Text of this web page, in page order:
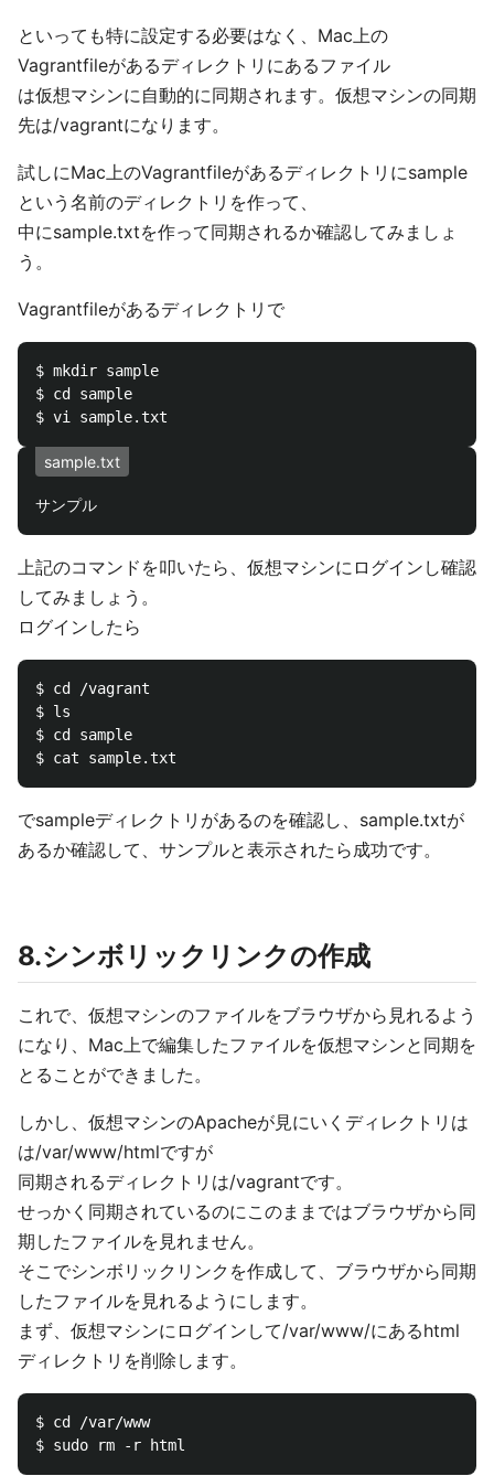
といっても特に設定する必要はなく、Mac上の
Vagrantfileがあるディレクトリにあるファイル
は仮想マシンに自動的に同期されます。仮想マシンの同期
先は/vagrantになります。
試しにMac上のVagrantfileがあるディレクトリにsample
という名前のディレクトリを作って、
中にsample.txtを作って同期されるか確認してみましょ
う。
Vagrantfileがあるディレクトリで
$ mkdir sample
$ cd sample
sample.txt
上記のコマンドを叩いたら、仮想マシンにログインし確認
してみましょう。
ログインしたら
$ cd /vagrant
$ ls
$ cd sample
でsampleディレクトリがあるのを確認し、sample.txtが
あるか確認して、サンプルと表示されたら成功です。
8.シンボリックリンクの作成
これで、仮想マシンのファイルをブラウザから見れるよう
になり、Mac上で編集したファイルを仮想マシンと同期を
とることができました。
しかし、仮想マシンのApacheが見にいくディレクトリは
は/var/www/htmlですが
同期されるディレクトリは/vagrantです。
せっかく同期されているのにこのままではブラウザから同
期したファイルを見れません。
そこでシンボリックリンクを作成して、ブラウザから同期
したファイルを見れるようにします。
まず、仮想マシンにログインして/var/www/にあるhtml
ディレクトリを削除します。
$ cd /var/www